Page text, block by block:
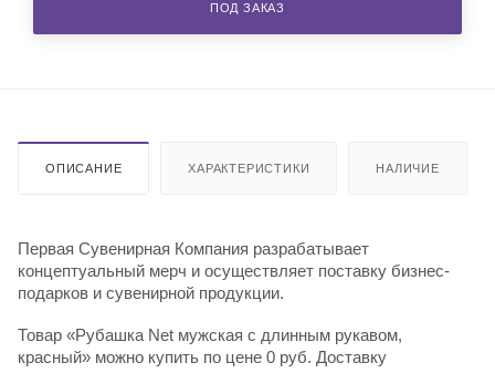
ПОД ЗАКАЗ
ОПИСАНИЕ ХАРАКТЕРИСТИКИ НАЛИЧИЕ
Первая Сувенирная Компания разрабатывает
концептуальный мерч и осуществляет поставку бизнес-
подарков и сувенирной продукции.
Товар «Рубашка Net мужская с длинным рукавом,
красный» можно купить по цене 0 руб. Доставку